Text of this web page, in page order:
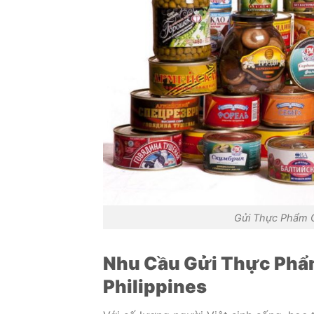
Gửi Thực Phẩm
Nhu Cầu Gửi Thực
Philippines